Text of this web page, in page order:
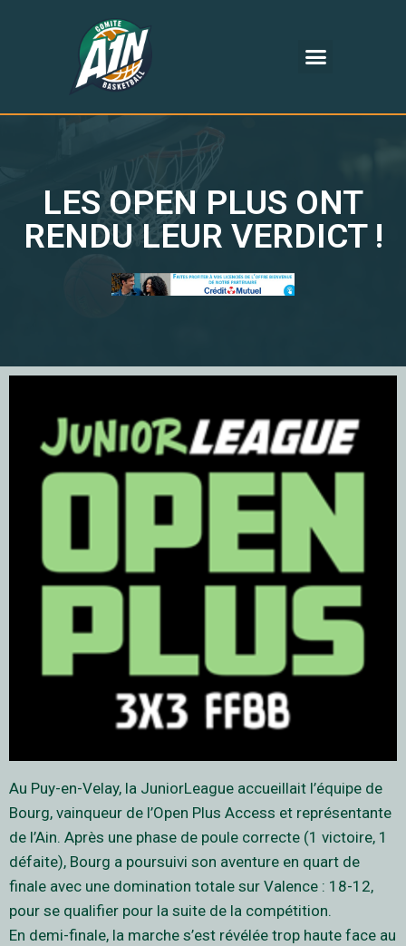
LES OPEN PLUS ONT
RENDU LEUR VERDICT !
Au Puy-en-Velay, la JuniorLeague accueillait l’équipe de
Bourg, vainqueur de l’Open Plus Access et représentante
de l’Ain. Après une phase de poule correcte (1 victoire, 1
défaite), Bourg a poursuivi son aventure en quart de
finale avec une domination totale sur Valence : 18-12,
pour se qualifier pour la suite de la compétition.
En demi-finale, la marche s’est révélée trop haute face au